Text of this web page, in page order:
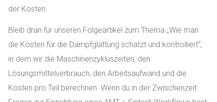
der Kosten.
Bleib dran für unseren Folgeartikel zum Thema „Wie man
die Kosten für die Dampfglättung schätzt und kontrolliert“,
in dem wir die Maschinenzykluszeiten, den
Lösungsmittelverbrauch, den Arbeitsaufwand und die
Kosten pro Teil berechnen. Wenn du in der Zwischenzeit